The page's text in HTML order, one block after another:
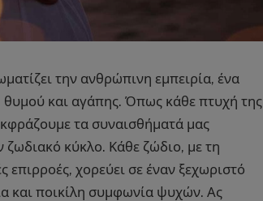
την ανθρώπινη εμπειρία, ένα
θυμού και αγάπης. Όπως κάθε πτυχή της
τα συναισθήματά μας
κύκλο. Κάθε ζώδιο, με τη
επιρροές, χορεύει σε έναν ξεχωριστό
και ποικίλη συμφωνία ψυχών. Ας